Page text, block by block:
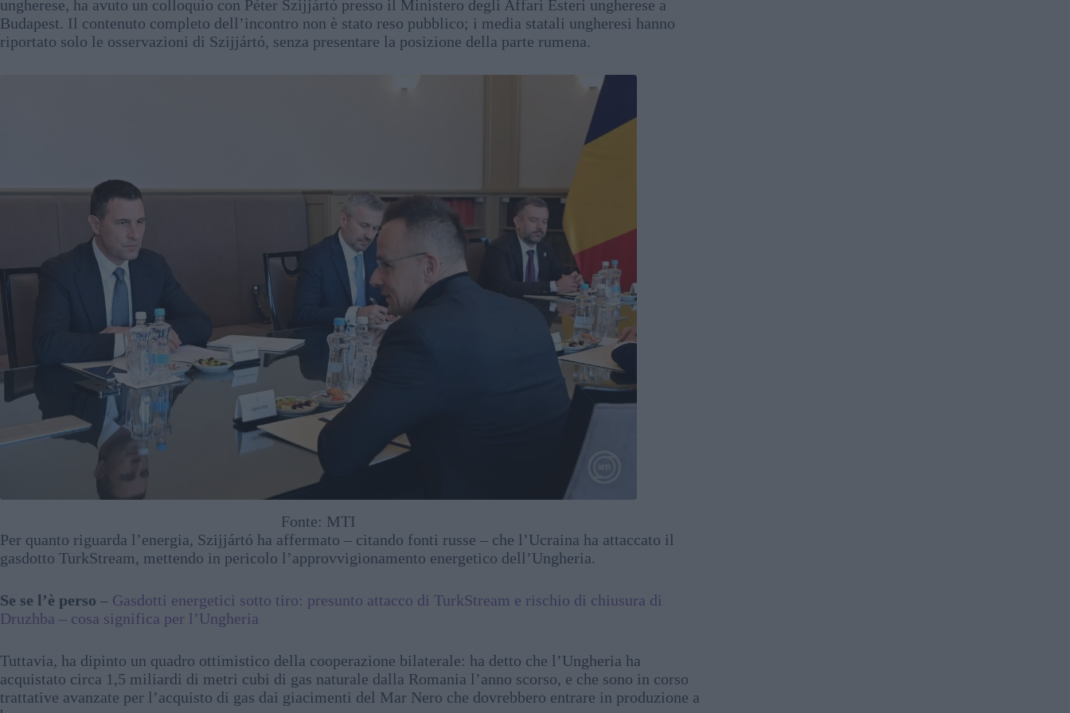
ungherese, ha avuto un colloquio con Péter Szijjártó presso il Ministero degli Affari Esteri ungherese a
Budapest. Il contenuto completo dell’incontro non è stato reso pubblico; i media statali ungheresi hanno
riportato solo le osservazioni di Szijjártó, senza presentare la posizione della parte rumena.
Fonte: MTI
Per quanto riguarda l’energia, Szijjártó ha affermato – citando fonti russe – che l’Ucraina ha attaccato il
gasdotto TurkStream, mettendo in pericolo l’approvvigionamento energetico dell’Ungheria.
Se se l’è perso – Gasdotti energetici sotto tiro: presunto attacco di TurkStream e rischio di chiusura di
Druzhba – cosa significa per l’Ungheria
Tuttavia, ha dipinto un quadro ottimistico della cooperazione bilaterale: ha detto che l’Ungheria ha
acquistato circa 1,5 miliardi di metri cubi di gas naturale dalla Romania l’anno scorso, e che sono in corso
trattative avanzate per l’acquisto di gas dai giacimenti del Mar Nero che dovrebbero entrare in produzione a